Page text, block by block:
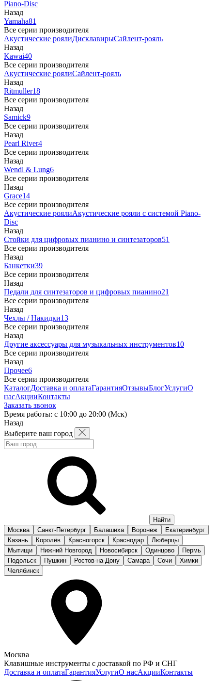
Piano-Disc
Назад
Yamaha81
Все серии производителя
Акустические роялиДисклавирыСайлент-рояль
Назад
Kawai40
Все серии производителя
Акустические роялиСайлент-рояль
Назад
Ritmuller18
Все серии производителя
Назад
Samick9
Все серии производителя
Назад
Pearl River4
Все серии производителя
Назад
Wendl & Lung6
Все серии производителя
Назад
Grace14
Все серии производителя
Акустические роялиАкустические рояли с системой Piano-
Disc
Назад
Стойки для цифровых пианино и синтезаторов51
Все серии производителя
Назад
Банкетки39
Все серии производителя
Назад
Педали для синтезаторов и цифровых пианино21
Все серии производителя
Назад
Чехлы / Накидки13
Все серии производителя
Назад
Другие аксессуары для музыкальных инструментов10
Все серии производителя
Назад
Прочее6
Все серии производителя
КаталогДоставка и оплатаГарантияОтзывыБлогУслугиО
насАкцииКонтакты
Заказать звонок
Время работы: с 10:00 до 20:00 (Мск)
Назад
Выберите ваш город
Москва Санкт-Петербург Балашиха Воронеж
Екатеринбург
Казань
Королёв Красногорск Краснодар
Люберцы
Мытищи
Нижний Новгород Новосибирск Одинцово
Пермь
Подольск
Пушкин Ростов-на-Дону Самара Сочи
Химки
Челябинск
Москва
Клавишные инструменты с доставкой по РФ и СНГ
Доставка и оплатаГарантияУслугиО насАкцииКонтакты